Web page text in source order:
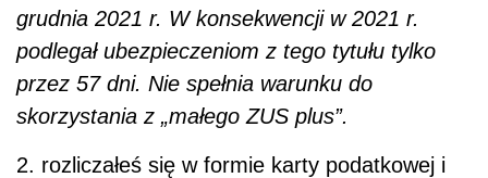
grudnia 2021 r. W konsekwencji w 2021 r.
podlegał ubezpieczeniom z tego tytułu tylko
przez 57 dni. Nie spełnia warunku do
skorzystania z „małego ZUS plus”.
2. rozliczałeś się w formie karty podatkowej i